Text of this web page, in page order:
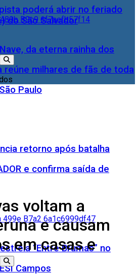
da eterna rainha dos
reúne milhares de fãs de toda
Paulo
retorno após batalha
e confirma saída de
“Entre Brumas” no
Campos
poderá abrir no feriado
do São Salvador
voltam a
e causam
em casas e